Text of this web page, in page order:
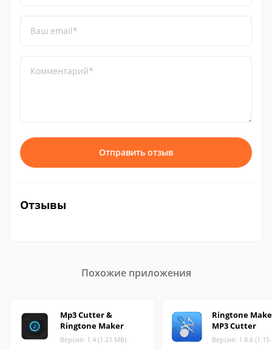
Ваш email*
Комментарий*
Отправить отзыв
Отзывы
Похожие приложения
Mp3 Cutter &
Ringtone Maker
Версия: 1.4 (1.21 МБ)
Ringtone
MP3 Cutter
Версия: 1.8.6